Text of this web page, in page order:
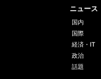
ニュース
国内
国際
経済・IT
政治
話題